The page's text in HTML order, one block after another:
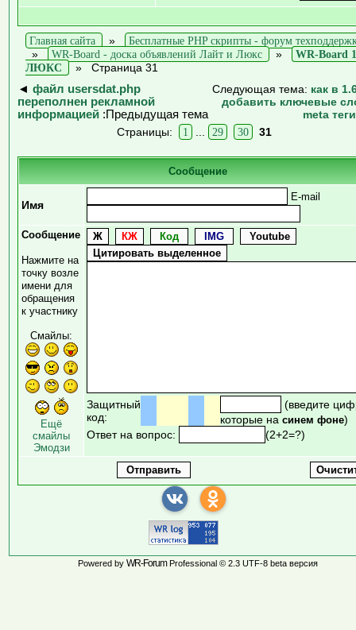
Главная сайта »
Бесплатные PHP скрипты - форум
»
WR-Board - доска объявлений Лайт и Люкс »
WR-Board
ЛЮКС
» Страница 31
◄ файл usersdat.php
переполнен рекламной
информацией :Предыдущая тема
Следующая тема: как в
добавить ключевые
meta
Страницы:
1 29 30 31
Сообщение
Имя
E-mail
Сообщение
Нажмите на
точку возле
имени для
обращения
к участнику
Смайлы:
Ещё
смайлы
Эмодзи
Защитный
код:
(введите
которые на синем фоне)
Ответ на вопрос:
(2+2=?)
Powered by WR-ForumProfessional © 2.3 UTF-8 beta версия